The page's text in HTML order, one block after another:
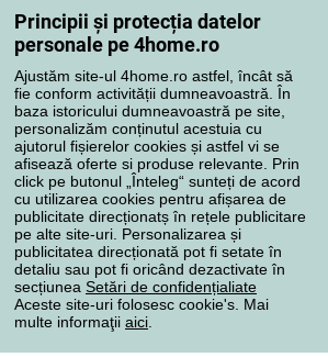
Principii și protecția datelor
personale pe 4home.ro
Ajustăm site-ul 4home.ro astfel, încât să
fie conform activității dumneavoastră. În
baza istoricului dumneavoastră pe site,
personalizăm conținutul acestuia cu
ajutorul fișierelor cookies și astfel vi se
afisează oferte si produse relevante. Prin
click pe butonul „Înteleg“ sunteți de acord
cu utilizarea cookies pentru afișarea de
publicitate direcționatș în rețele publicitare
pe alte site-uri. Personalizarea și
publicitatea direcționată pot fi setate în
detaliu sau pot fi oricând dezactivate în
secțiunea Setări de confidențialiate
Aceste site-uri folosesc cookie's. Mai
multe informaţii aici
Reclamaţii
Retragere de la contract
Regulile de procesare a recenziilor
Metode de transport
Metode de plată
Magazin de încredere